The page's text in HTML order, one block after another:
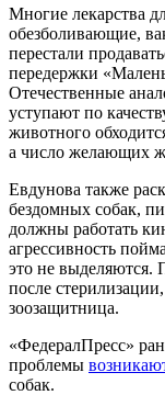
Многие лекарства
обезболивающие,
перестали
передержки
Отечественные
уступают по
животного
а число желающих
Евдунова также
бездомных собак,
должны работать
агрессивность
это не выделяются.
после
зоозащитница.
«ФедералПресс»
проблемы
собак.